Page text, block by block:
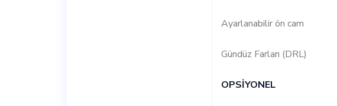
Ayarlanabilir ön cam
Gündüz Farları (DRL)
OPSİYONEL